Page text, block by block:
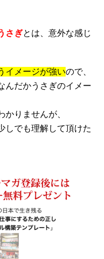
さぎとは、意外な感じ
イメージが強いので、
んだかうさぎのイメー
りませんが、
しでも理解して頂けた